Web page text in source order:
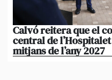
Calvó reitera que el
central de
mitjans de l’any 2027